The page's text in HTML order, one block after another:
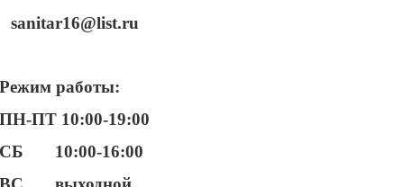
sanitar16@list.ru
работы:
ПТ 10:00-19:00
10:00-16:00